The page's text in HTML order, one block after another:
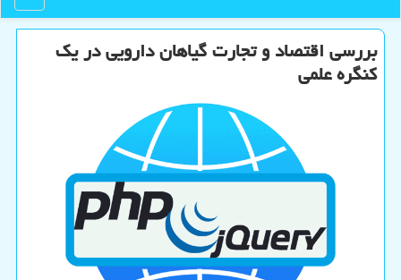
بررسی اقتصاد و تجارت گیاهان دارویی در یک
کنگره علمی